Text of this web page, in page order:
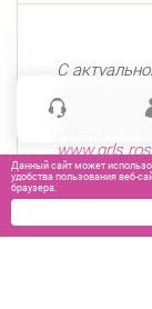
С
реестра
Данный сайт может
удобства пользования веб-
браузера.